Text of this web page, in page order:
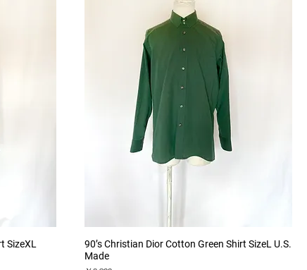
SizeXL
クイックビュー
90’s Christian Dior Cotton Green Shirt SizeL U.S.
Made